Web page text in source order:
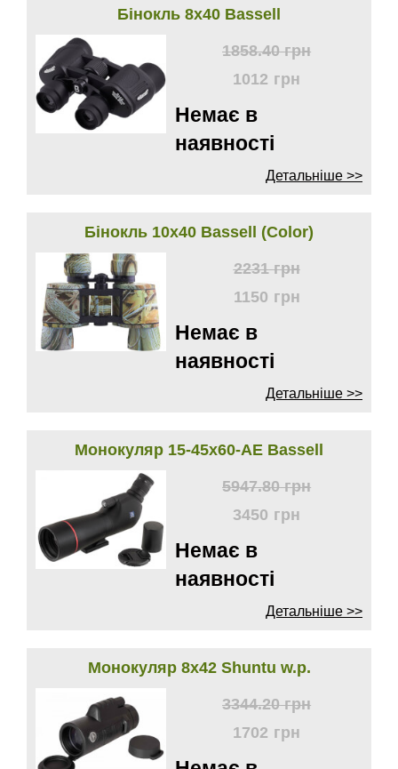
Бінокль 8х40 Bassell
1858.40 грн
1012 грн
Немає в
наявності
Детальніше >>
Бінокль 10х40 Bassell (Color)
2231 грн
1150 грн
Немає в
наявності
Детальніше >>
Монокуляр 15-45х60-AE Bassell
5947.80 грн
3450 грн
Немає в
наявності
Детальніше >>
Монокуляр 8х42 Shuntu w.p.
3344.20 грн
1702 грн